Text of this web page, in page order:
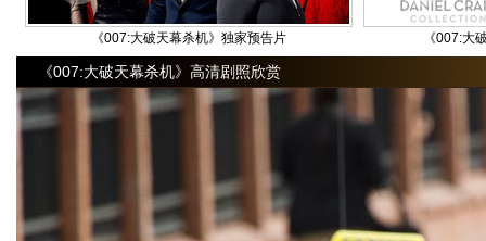
《007:大破天幕杀机》独家预告片 《007:大
《007:大破天幕杀机》高清剧照欣赏